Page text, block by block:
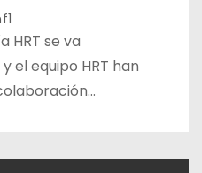
HRT se va
el equipo HRT han